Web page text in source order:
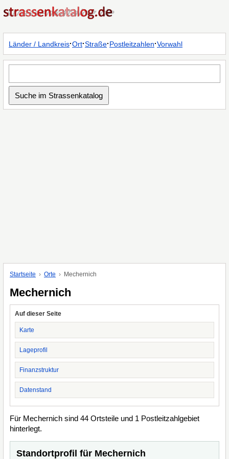
Länder / Landkreis·Ort·Straße·Postleitzahlen·Vorwahl
Startseite Orte Mechernich
Mechernich
Auf dieser Seite
Karte
Lageprofil
Finanzstruktur
Datenstand
Für Mechernich sind 44 Ortsteile und 1 Postleitzahlgebiet
hinterlegt.
Standortprofil für Mechernich